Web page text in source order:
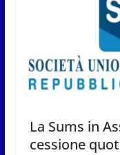
La Sums in
cessione